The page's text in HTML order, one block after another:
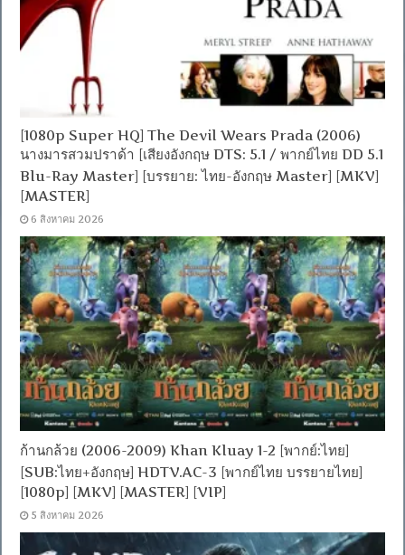
[1080p Super HQ] The Devil Wears Prada (2006)
นางมารสวมปราด้า [เสียงอังกฤษ DTS: 5.1 / พากย์ไทย DD 5.1
Blu-Ray Master] [บรรยาย: ไทย-อังกฤษ Master] [MKV]
[MASTER]
6 สิงหาคม 2026
ก้านกล้วย (2006-2009) Khan Kluay 1-2 [พากย์:ไทย]
[SUB:ไทย+อังกฤษ] HDTV.AC-3 [พากย์ไทย บรรยายไทย]
[1080p] [MKV] [MASTER] [VIP]
5 สิงหาคม 2026